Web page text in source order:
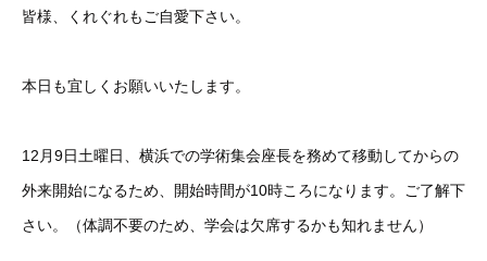
皆様、くれぐれもご自愛下さい。
本日も宜しくお願いいたします。
12月9日土曜日、横浜での学術集会座長を務めて移動してからの
外来開始になるため、開始時間が10時ころになります。ご了解下
さい。（体調不要のため、学会は欠席するかも知れません）